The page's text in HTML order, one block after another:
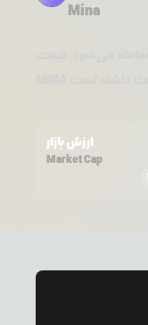
Mina
ارزش بازار
Market Cap